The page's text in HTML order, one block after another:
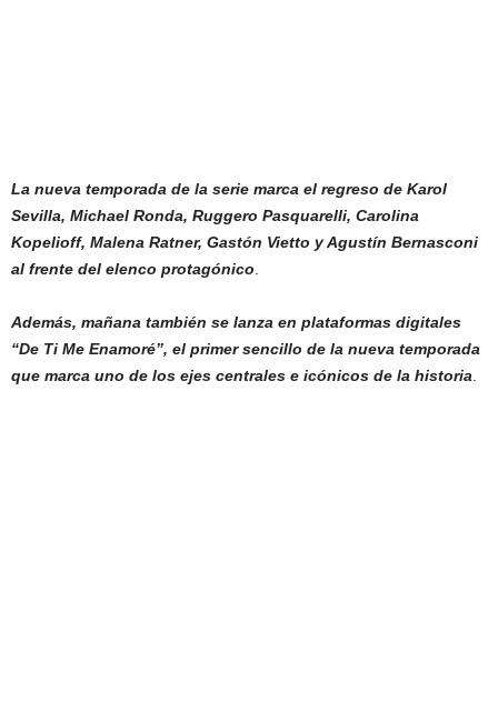
La nueva temporada de la serie marca el regreso de Karol
Sevilla, Michael Ronda, Ruggero Pasquarelli, Carolina
Kopelioff, Malena Ratner, Gastón Vietto y Agustín Bernasconi
al frente del elenco protagónico
Además, mañana también se lanza en plataformas digitales
“De Ti Me Enamoré”, el primer sencillo de la nueva temporada
que marca uno de los ejes centrales e icónicos de la historia